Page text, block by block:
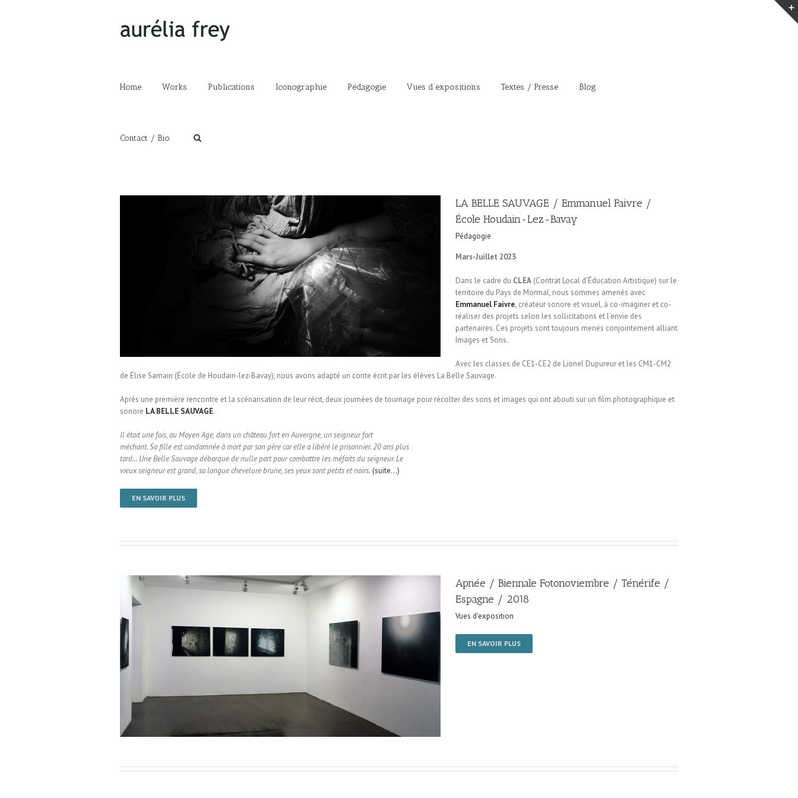
Home Works Publications Iconographie Pédagogie Vues d’expositions Textes / Presse Blog
Contact / Bio
LA BELLE SAUVAGE / Emmanuel Faivre /
École Houdain-Lez-Bavay
Pédagogie
Mars-Juillet 2023
Dans le cadre du CLEA (Contrat Local d’Éducation Artistique) sur le
territoire du Pays de Mormal, nous sommes amenés avec
Emmanuel Faivre, créateur sonore et visuel, à co-imaginer et co-
réaliser des projets selon les sollicitations et l’envie des
partenaires. Ces projets sont toujours menés conjointement alliant
Images et Sons.
Avec les classes de CE1-CE2 de Lionel Dupureur et les CM1-CM2
de Élise Samain (École de Houdain-lez-Bavay), nous avons adapté un conte écrit par les élèves La Belle Sauvage.
Après une première rencontre et la scénarisation de leur récit, deux journées de tournage pour récolter des sons et images qui ont abouti sur un film photographique et
sonore LA BELLE SAUVAGE.
Il était une fois, au Moyen Age, dans un château fort en Auvergne, un seigneur fort
méchant. Sa fille est condamnée à mort par son père car elle a libéré le prisonnier. 20 ans plus
tard… Une Belle Sauvage débarque de nulle part pour combattre les méfaits du seigneur. Le
vieux seigneur est grand, sa longue chevelure brune, ses yeux sont petits et noirs. (suite…)
EN SAVOIR PLUS
Apnée / Biennale Fotonoviembre / Ténérife /
Espagne / 2018
Vues d'exposition
EN SAVOIR PLUS